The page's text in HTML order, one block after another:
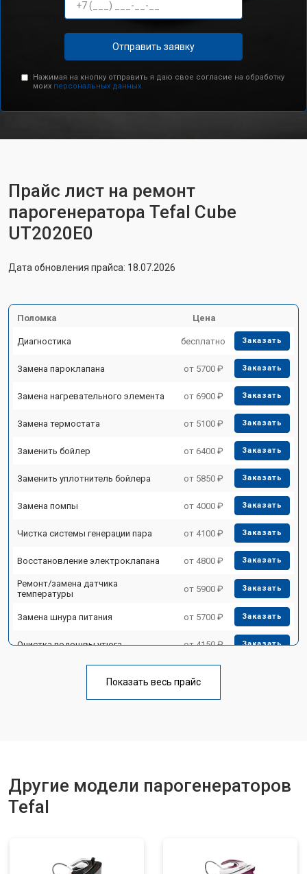
Отправить заявку
Нажимая на кнопку отправить я даю свое согласие на обработку
моих персональных данных.
Прайс лист на ремонт
парогенератора Tefal Cube
UT2020E0
Дата обновления прайса: 18.07.2026
Поломка Цена
Диагностика бесплатно Заказать
Замена пароклапана от 5700 ₽ Заказать
Замена нагревательного элемента от 6900 ₽ Заказать
Замена термостата от 5100 ₽ Заказать
Заменить бойлер от 6400 ₽ Заказать
Заменить уплотнитель бойлера от 5850 ₽ Заказать
Замена помпы от 4000 ₽ Заказать
Чистка системы генерации пара от 4100 ₽ Заказать
Восстановление электроклапана от 4800 ₽ Заказать
Ремонт/замена датчика
температуры
от 5900 ₽ Заказать
Замена шнура питания от 5700 ₽ Заказать
Очистка подошвы утюга от 4150 ₽ Заказать
Корпусный ремонт (замена резинок,
Профилактическая чистка от 4700 ₽
Показать весь прайс
Другие модели парогенераторов
Tefal